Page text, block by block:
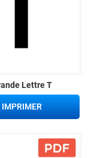
Lettre T
IMPRIMER